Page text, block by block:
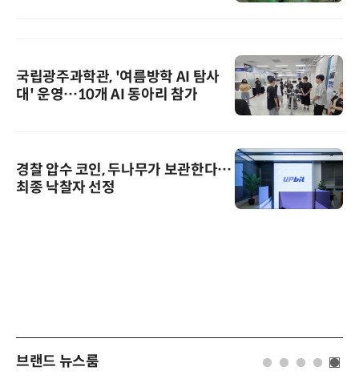
국립광주과학관, '여름방학 AI 탐사
대' 운영…10개 AI 동아리 참가
경찰 압수 코인, 두나무가 보관한다…
최종 낙찰자 선정
브랜드 뉴스룸